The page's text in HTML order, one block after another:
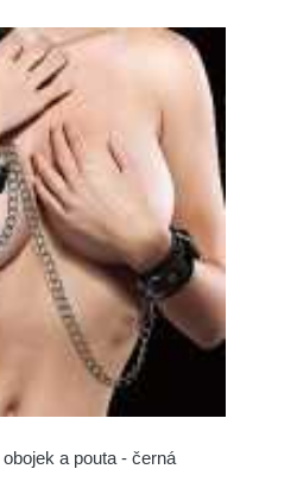
a pouta - černá